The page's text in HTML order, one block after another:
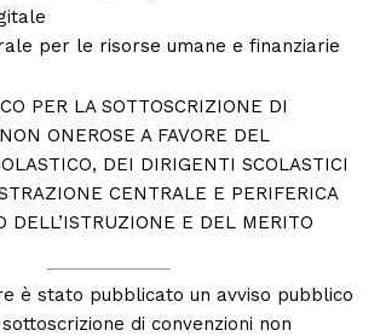
per le risorse umane e finanziarie
PER LA SOTTOSCRIZIONE DI
ONEROSE A FAVORE DEL
DEI DIRIGENTI SCOLASTICI
CENTRALE E PERIFERICA
DELL’ISTRUZIONE E DEL MERITO
è stato pubblicato un avviso pubblico
di convenzioni non